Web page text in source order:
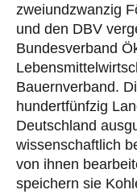
zweiundzwanzig
und den DBV
Bundesverband
Bauernverband.
hundertfünfzig
Deutschland
wissenschaftlich
von ihnen
speichern sie